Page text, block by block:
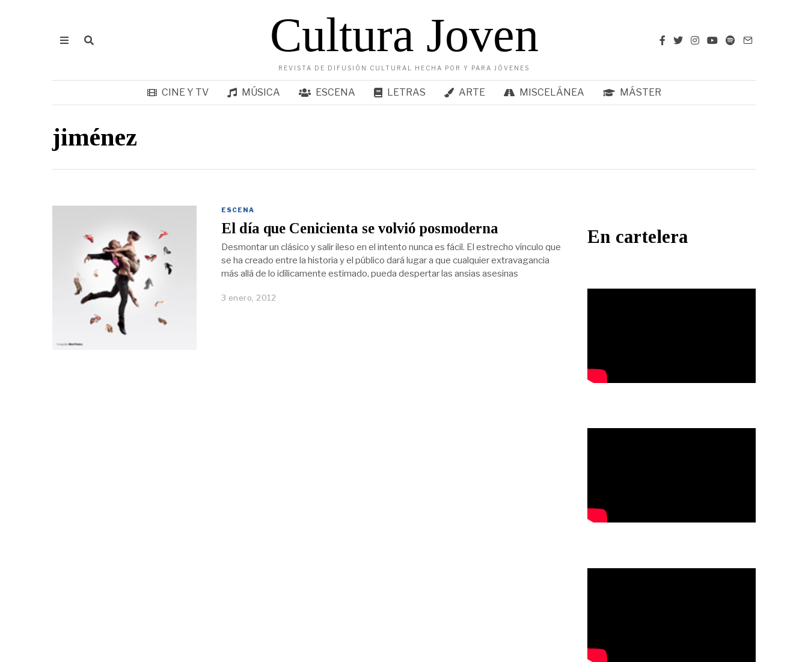
Cultura Joven
REVISTA DE DIFUSIÓN CULTURAL HECHA POR Y PARA JÓVENES
CINE Y TV MÚSICA ESCENA LETRAS ARTE MISCELÁNEA MÁSTER
jiménez
ESCENA
El día que Cenicienta se volvió posmoderna
Desmontar un clásico y salir ileso en el intento nunca es fácil. El estrecho vínculo que
se ha creado entre la historia y el público dará lugar a que cualquier extravagancia
más allá de lo idílicamente estimado, pueda despertar las ansias asesinas
3 enero, 2012
En cartelera